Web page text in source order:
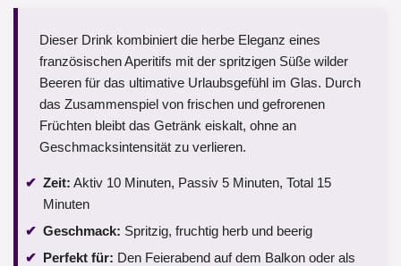
Dieser Drink kombiniert die herbe Eleganz eines
französischen Aperitifs mit der spritzigen Süße wilder
Beeren für das ultimative Urlaubsgefühl im Glas. Durch
das Zusammenspiel von frischen und gefrorenen
Früchten bleibt das Getränk eiskalt, ohne an
Geschmacksintensität zu verlieren.
Zeit: Aktiv 10 Minuten, Passiv 5 Minuten, Total 15
Minuten
Geschmack: Spritzig, fruchtig herb und beerig
Perfekt für: Den Feierabend auf dem Balkon oder als